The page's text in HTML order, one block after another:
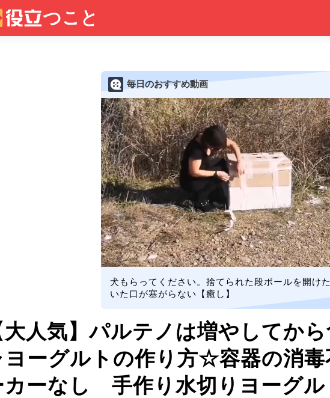
毎日のおすすめ動画
犬もらってください。捨てられた段ボールを開け
いた口が塞がらない【癒し】
大人気】パルテノは増やしてか
ヨーグルトの作り方☆容器の消毒
カーなし 手作り水切りヨーグル